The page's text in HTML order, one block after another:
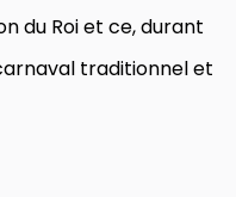
du Roi et ce, durant
traditionnel et